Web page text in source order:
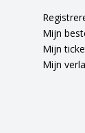
Mijn
Mijn
Mijn